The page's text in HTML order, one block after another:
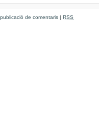
de comentaris | RSS